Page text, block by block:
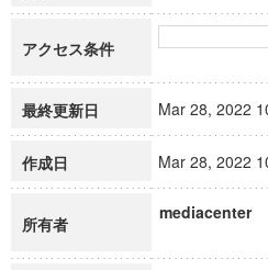
アクセス条件
最終更新日 Mar 28, 2022
作成日 Mar 28, 2022
所有者
mediacenter